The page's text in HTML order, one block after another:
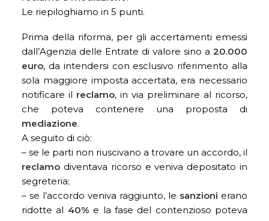
Le riepiloghiamo in 5 punti.
Prima della riforma, per gli accertamenti emessi
dall’Agenzia delle Entrate di valore sino a 20.000
euro, da intendersi con esclusivo riferimento alla
sola maggiore imposta accertata, era necessario
notificare il reclamo, in via preliminare al ricorso,
che poteva contenere una proposta di
mediazione.
A seguito di ciò:
– se le parti non riuscivano a trovare un accordo, il
reclamo diventava ricorso e veniva depositato in
segreteria;
– se l’accordo veniva raggiunto, le sanzioni erano
ridotte al 40% e la fase del contenzioso poteva